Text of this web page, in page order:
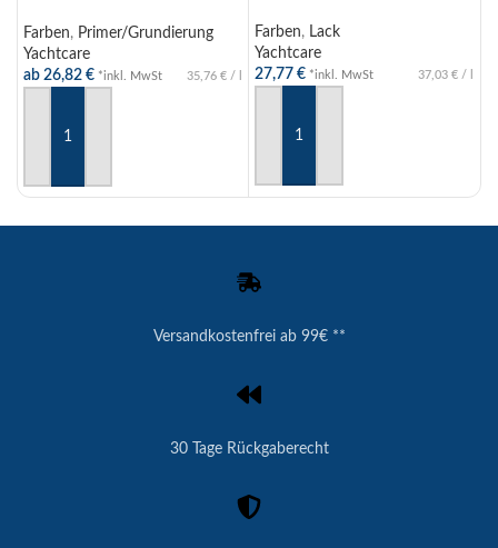
Farben, Primer/Grundierung
Yachtcare
ab 26,82 € *inkl. MwSt 35,76 € /
Farben, Lack
Yachtcare
27,77 € *inkl. MwSt 37,03 € /
Versandkostenfrei ab 99€ **
30 Tage Rückgaberecht